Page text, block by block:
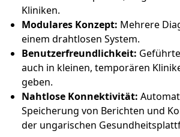
Kliniken.
Modulares Konzept: Mehrere
einem drahtlosen System.
Benutzerfreundlichkeit:
auch in kleinen, temporären
geben.
Nahtlose Konnektivität:
Speicherung von Berichten und
der ungarischen